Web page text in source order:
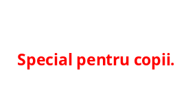
Special pentru copii.